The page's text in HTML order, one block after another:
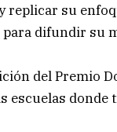
su
difundir su
del Premio
escuelas donde